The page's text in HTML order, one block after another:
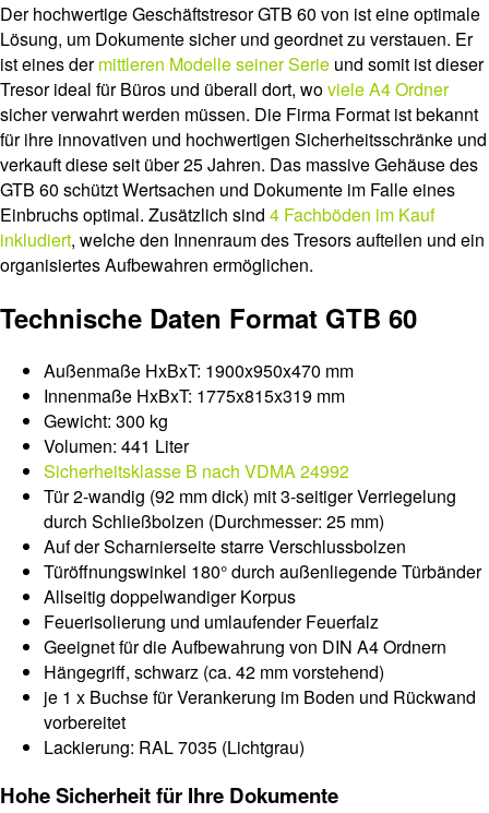
Der hochwertige Geschäftstresor GTB 60 von ist eine optimale
Lösung, um Dokumente sicher und geordnet zu verstauen. Er
ist eines dermittleren Modelle seiner Serie und somit ist dieser
Tresor ideal für Büros und überall dort, woviele A4 Ordner
sicher verwahrt werden müssen. Die Firma Format ist bekannt
für ihre innovativen und hochwertigen Sicherheitsschränke und
verkauft diese seit über 25 Jahren. Das massive Gehäuse des
GTB 60 schützt Wertsachen und Dokumente im Falle eines
Einbruchs optimal. Zusätzlich sind 4 Fachböden im Kauf
inkludiert, welche den Innenraum des Tresors aufteilen und ein
organisiertes Aufbewahren ermöglichen.
Technische Daten Format GTB 60
Außenmaße HxBxT: 1900x950x470 mm
Innenmaße HxBxT: 1775x815x319 mm
Gewicht: 300 kg
Volumen: 441 Liter
Sicherheitsklasse B nach VDMA 24992
Tür 2-wandig (92 mm dick) mit 3-seitiger Verriegelung
durch Schließbolzen (Durchmesser: 25 mm)
Auf der Scharnierseite starre Verschlussbolzen
Türöffnungswinkel 180° durch außenliegende Türbänder
Allseitig doppelwandiger Korpus
Feuerisolierung und umlaufender Feuerfalz
Geeignet für die Aufbewahrung von DIN A4 Ordnern
Hängegriff, schwarz (ca. 42 mm vorstehend)
je 1 x Buchse für Verankerung im Boden und Rückwand
vorbereitet
Lackierung: RAL 7035 (Lichtgrau)
Hohe Sicherheit für Ihre Dokumente